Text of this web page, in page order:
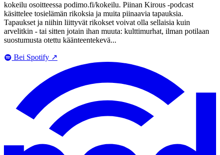
kokeilu osoitteessa podimo.fi/kokeilu. Piinan Kirous -podcast
käsittelee tosielämän rikoksia ja muita piinaavia tapauksia.
Tapaukset ja niihin liittyvät rikokset voivat olla sellaisia kuin
arvelitkin - tai sitten jotain ihan muuta: kulttimurhat, ilman potilaan
suostumusta otettu käänteentekevä...
Bei Spotify ↗